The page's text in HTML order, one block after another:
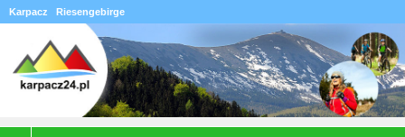
Karpacz Riesengebirge